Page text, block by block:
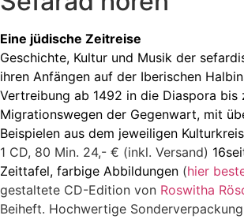
Eine jüdische Zeitreise
Geschichte, Kultur und Musik der
ihren Anfängen auf der Iberischen
Vertreibung ab 1492 in die Diaspora bis
Migrationswegen der Gegenwart, mit
Beispielen aus dem jeweiligen
1 CD, 80 Min. 24,- € (inkl. Versand)
Zeittafel, farbige Abbildungen (hier
gestaltete CD-Edition von Roswitha
Beiheft. Hochwertige